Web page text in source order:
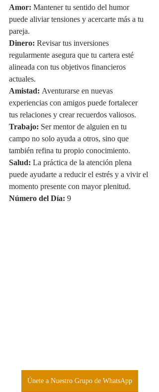
Amor: Mantener tu sentido del humor
puede aliviar tensiones y acercarte más a tu
pareja.
Dinero: Revisar tus inversiones
regularmente asegura que tu cartera esté
alineada con tus objetivos financieros
actuales.
Amistad: Aventurarse en nuevas
experiencias con amigos puede fortalecer
tus relaciones y crear recuerdos valiosos.
Trabajo: Ser mentor de alguien en tu
campo no solo ayuda a otros, sino que
también refina tu propio conocimiento.
Salud: La práctica de la atención plena
puede ayudarte a reducir el estrés y a vivir el
momento presente con mayor plenitud.
Número del Día: 9
Únete a Nuestro Grupo de WhatsApp